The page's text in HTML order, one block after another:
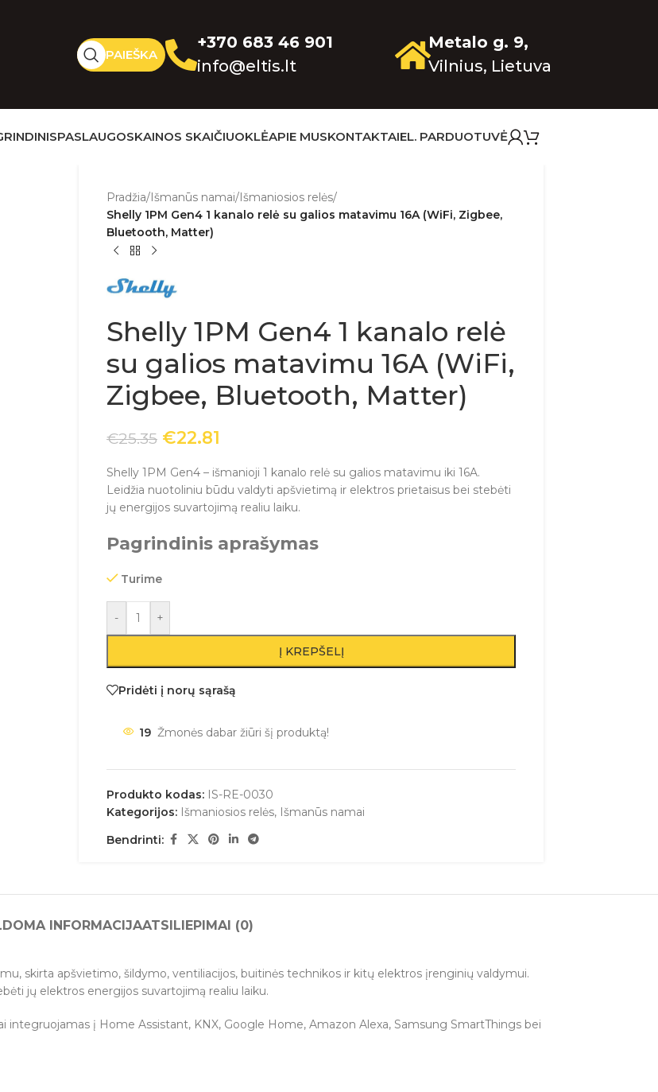
PAIEŠKA
+370 683 46 901
info@eltis.lt
Metalo g. 9,
Vilnius, Lietuva
PASLAUGOSKAINOS SKAIČIUOKLĖAPIE MUSKONTAKTAIEL. PARDUOTUVĖ
Pradžia/Išmanūs namai/Išmaniosios relės/
Shelly 1PM Gen4 1 kanalo relė su galios matavimu 16A (WiFi, Zigbee,
Bluetooth, Matter)
Shelly 1PM Gen4 1 kanalo relė
su galios matavimu 16A (WiFi,
Zigbee, Bluetooth, Matter)
€25.35 €22.81
Shelly 1PM Gen4 – išmanioji 1 kanalo relė su galios matavimu iki 16A.
Leidžia nuotoliniu būdu valdyti apšvietimą ir elektros prietaisus bei stebėti
jų energijos suvartojimą realiu laiku.
Pagrindinis aprašymas
Turime
- +
Į KREPŠELĮ
Pridėti į norų sąrašą
19 Žmonės dabar žiūri šį produktą!
Produkto kodas: IS-RE-0030
Kategorijos: Išmaniosios relės, Išmanūs namai
Bendrinti:
INFORMACIJAATSILIEPIMAI (0)
skirta apšvietimo, šildymo, ventiliacijos, buitinės technikos ir kitų elektros įrenginių valdymui.
jų elektros energijos suvartojimą realiu laiku.
integruojamas į Home Assistant, KNX, Google Home, Amazon Alexa, Samsung SmartThings bei